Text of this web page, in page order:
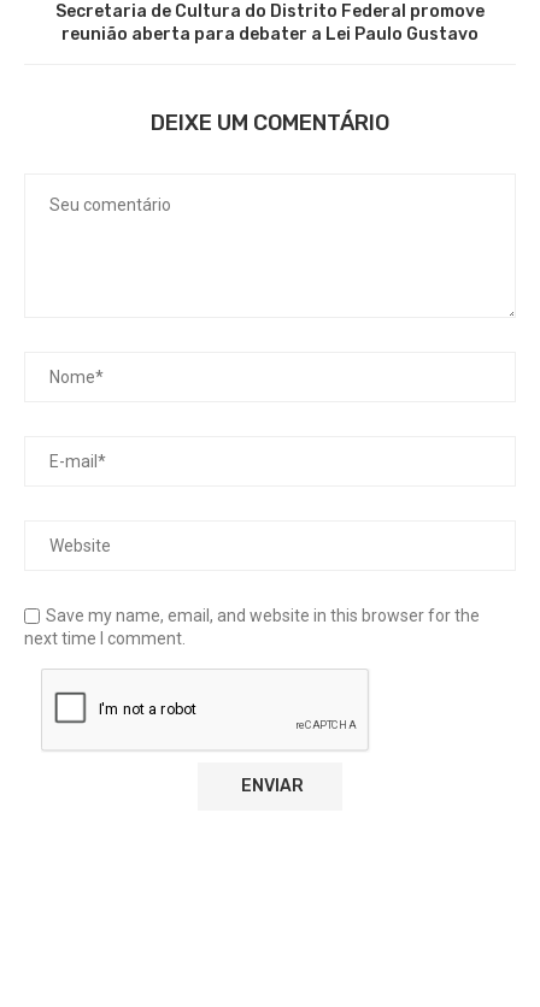
Secretaria de Cultura do Distrito Federal promove
reunião aberta para debater a Lei Paulo Gustavo
DEIXE UM COMENTÁRIO
Save my name, email, and website in this browser for the
next time I comment.